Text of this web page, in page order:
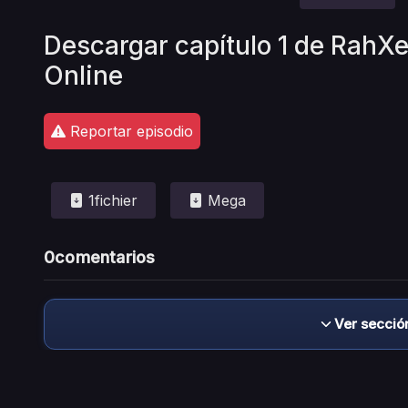
Descargar capítulo 1 de
Online
Reportar episodio
1fichier Mega
0comentarios
Ver